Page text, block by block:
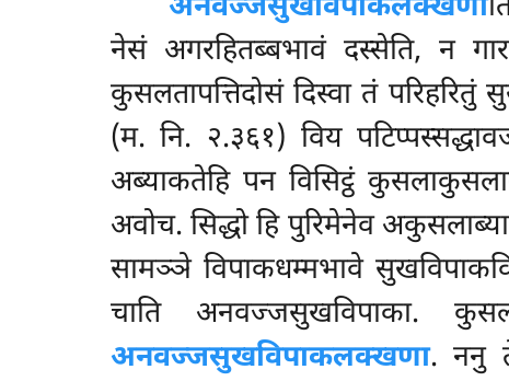
अनवज्जसुखविपाकलक्खणा
नेसं अगरहितब्बभावं दस्सेति, न
कुसलतापत्तिदोसं दिस्वा तं
(म. नि. २.३६१) विय
अब्याकतेहि पन विसिट्ठं
अवोच. सिद्धो हि पुरिमेनेव
सामञ्ञे विपाकधम्मभावे
चाति अनवज्जसुखविपाका.
अनवज्जसुखविपाकलक्खणा. ननु